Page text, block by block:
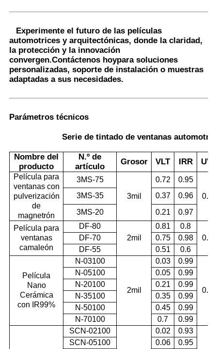
Experimente el futuro de las películas
automotrices y arquitectónicas, donde la claridad,
la protección y la innovación
convergen.Contáctenos hoypara soluciones
personalizadas, soporte de instalación o muestras
adaptadas a sus necesidades.
Parámetros técnicos
Serie de tintado de ventanas
Nombre del
producto
N.º de
artículo
Grosor VLT IRR
Película para
ventanas con
pulverización
de
magnetrón
3MS-75
3mil
0.72
0.95
0.99
3MS-35 0.37
0.96
3MS-20
0.21
0.97
Película para
ventanas
camaleón
DF-80
2mil
0.81
0.8
0.99
DF-70 0.75
0.98
DF-55
0.51 0.6
Película
Nano
Cerámica
con IR99%
N-03100
2mil
0.03 0.99
0.99
N-05100 0.05
0.99
N-20100
0.21
0.99
N-35100
0.35
0.99
N-50100
0.45
0.99
N-70100
0.7 0.99
SCN-02100 0.02 0.93
SCN-05100 0.06
0.95